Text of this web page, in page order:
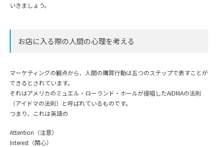
いきましょう。
お店に入る際の人間の心理を考える
マーケティングの観点から、人間の購買行動は五つのステップで表すことが
できるとされています。
それはアメリカのミュエル・ローランド・ホールが提唱したAIDMAの法則
（アイドマの法則）と呼ばれているものです。
つまり、これは英語の
Attention（注意）
Interest（関心）